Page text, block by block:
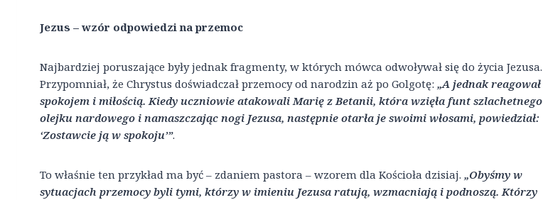
Jezus – wzór odpowiedzi na przemoc
Najbardziej poruszające były jednak fragmenty, w których mówca odwoływał się do życia Jezusa.
Przypomniał, że Chrystus doświadczał przemocy od narodzin aż po Golgotę: „A jednak reagował
spokojem i miłością. Kiedy uczniowie atakowali Marię z Betanii, która wzięła funt szlachetnego
olejku nardowego i namaszczając nogi Jezusa, następnie otarła je swoimi włosami, powiedział:
‘Zostawcie ją w spokoju’”.
To właśnie ten przykład ma być – zdaniem pastora – wzorem dla Kościoła dzisiaj. „Obyśmy w
sytuacjach przemocy byli tymi, którzy w imieniu Jezusa ratują, wzmacniają i podnoszą. Którzy